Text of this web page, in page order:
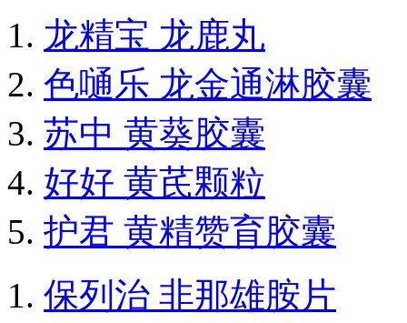
龙精宝 龙鹿丸
色嗵乐 龙金通淋胶囊
苏中 黄葵胶囊
好好 黄芪颗粒
护君 黄精赞育胶囊
保列治 非那雄胺片